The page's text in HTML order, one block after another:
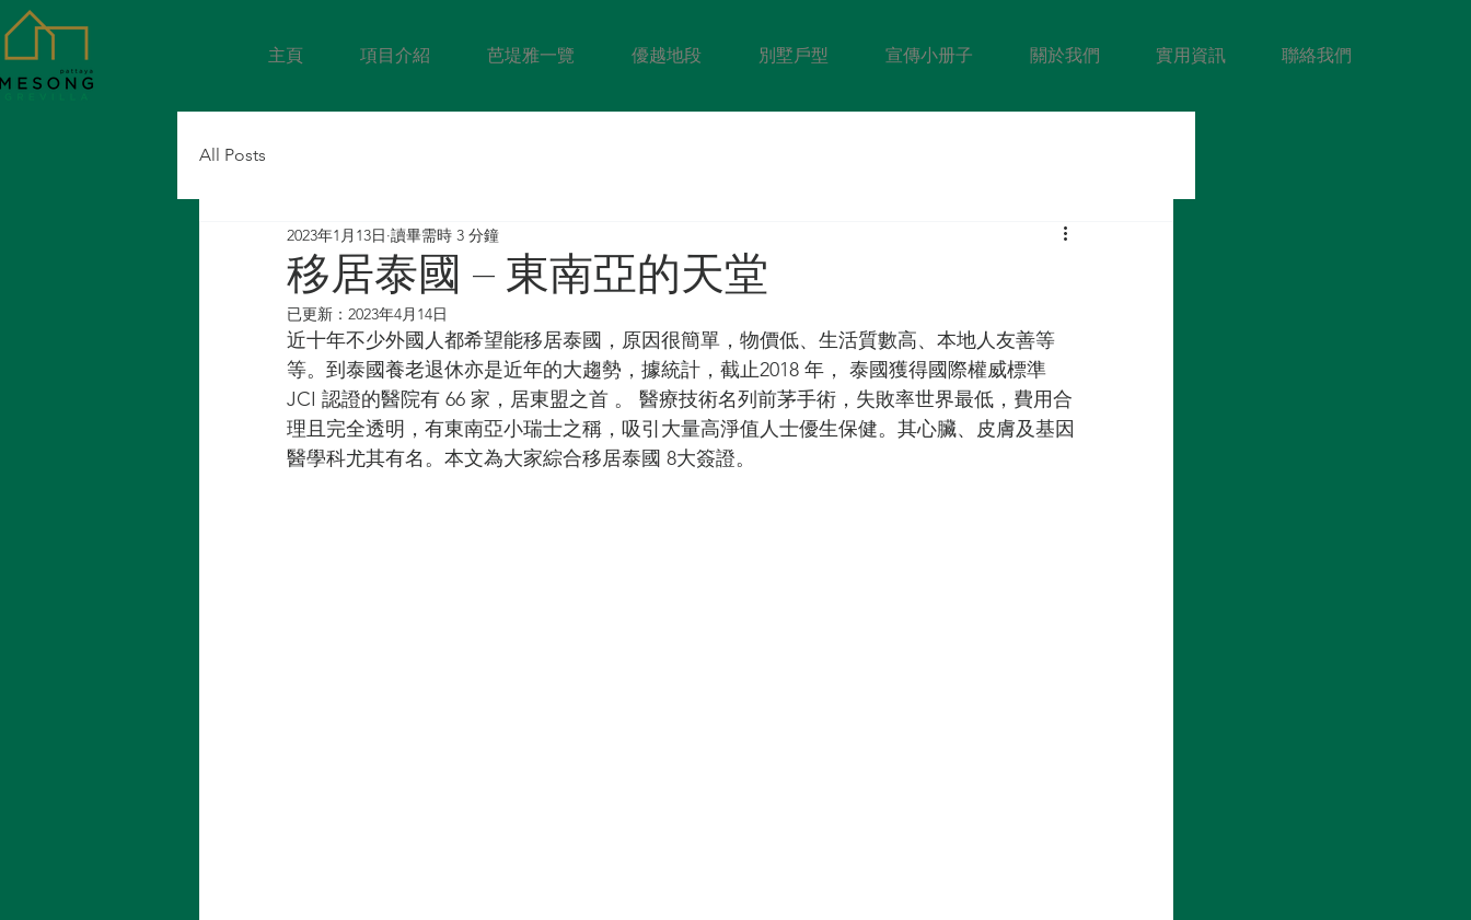
主頁 項目介紹 芭堤雅一覽 優越地段 別墅戶型 宣傳小册子 關於我們 實用資訊 聯絡我們
All Posts
移居泰國 – 東南亞的天堂
2023年1月13日 讀畢需時 3 分鐘
已更新： 2023年4月14日
近十年不少外國人都希望能移居泰國，原因很簡單，物價低、生活質數高、本地人友善等
等。到泰國養老退休亦是近年的大趨勢，據統計，截止2018 年， 泰國獲得國際權威標準
JCI 認證的醫院有 66 家，居東盟之首 。 醫療技術名列前茅手術，失敗率世界最低，費用合
理且完全透明，有東南亞小瑞士之稱，吸引大量高淨值人士優生保健。其心臟、皮膚及基因
醫學科尤其有名。本文為大家綜合移居泰國 8大簽證。